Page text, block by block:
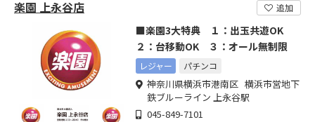
楽園 上永谷店 追加
■楽園3大特典 １：出玉共遊OK
２：台移動OK ３：オール無制限
レジャー パチンコ
神奈川県横浜市港南区 横浜市営地下
鉄ブルーライン 上永谷駅
045-849-7101